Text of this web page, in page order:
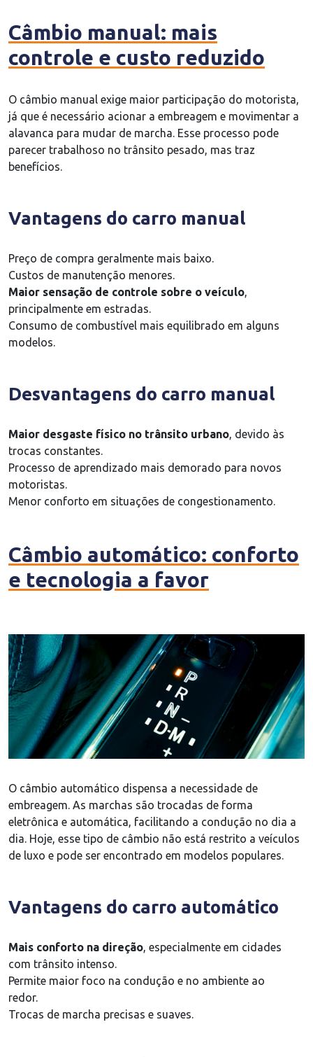
Câmbio manual: mais
controle e custo reduzido
O câmbio manual exige maior participação do motorista,
já que é necessário acionar a embreagem e movimentar a
alavanca para mudar de marcha. Esse processo pode
parecer trabalhoso no trânsito pesado, mas traz
benefícios.
Vantagens do carro manual
Preço de compra geralmente mais baixo.
Custos de manutenção menores.
Maior sensação de controle sobre o veículo,
principalmente em estradas.
Consumo de combustível mais equilibrado em alguns
modelos.
Desvantagens do carro manual
Maior desgaste físico no trânsito urbano, devido às
trocas constantes.
Processo de aprendizado mais demorado para novos
motoristas.
Menor conforto em situações de congestionamento.
Câmbio automático: conforto
e tecnologia a favor
O câmbio automático dispensa a necessidade de
embreagem. As marchas são trocadas de forma
eletrônica e automática, facilitando a condução no dia a
dia. Hoje, esse tipo de câmbio não está restrito a veículos
de luxo e pode ser encontrado em modelos populares.
Vantagens do carro automático
Mais conforto na direção , especialmente em cidades
com trânsito intenso.
Permite maior foco na condução e no ambiente ao
redor.
Trocas de marcha precisas e suaves.